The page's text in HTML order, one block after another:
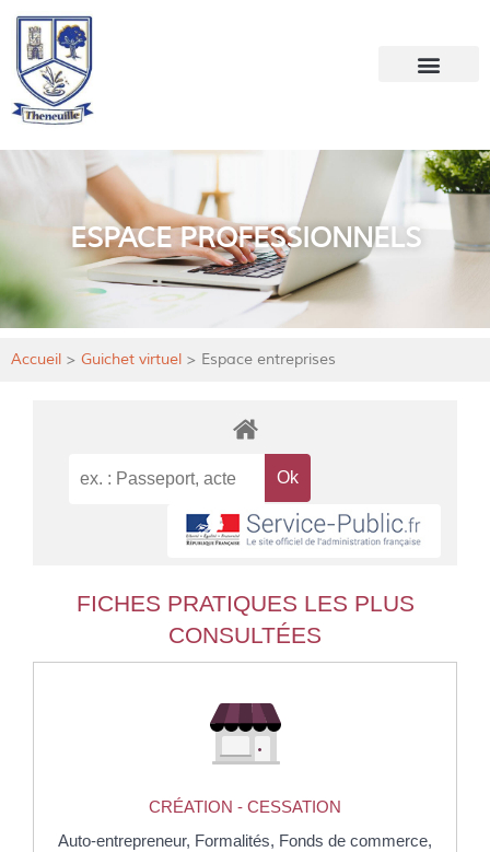
ESPACE PROFESSIONNELS
Accueil > Guichet virtuel > Espace entreprises
FICHES PRATIQUES LES PLUS
CONSULTÉES
CRÉATION - CESSATION
Auto-entrepreneur, Formalités, Fonds de commerce,